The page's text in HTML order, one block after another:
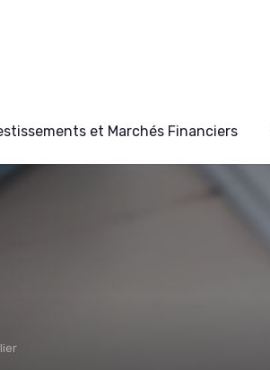
et Marchés Financiers